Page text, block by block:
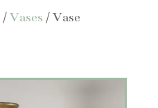
/Vases / Vase